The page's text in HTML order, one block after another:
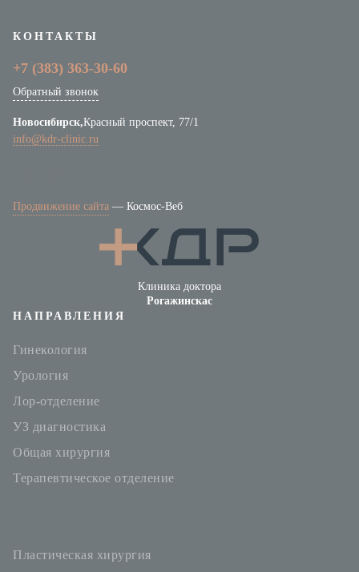
Клиника доктора
Рогажинскас
НАПРАВЛЕНИЯ
Гинекология
Урология
Лор-отделение
УЗ диагностика
Общая хирургия
Терапевтическое отделение
Пластическая хирургия
КОНТАКТЫ
+7 (383) 363-30-60
Обратный звонок
Новосибирск,Красный проспект, 77/1
info@kdr-clinic.ru
Продвижение сайта — Космос-Веб